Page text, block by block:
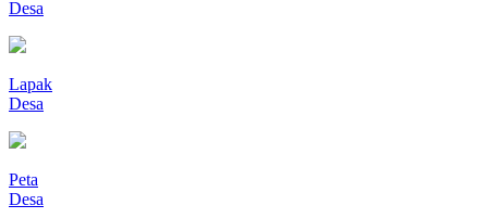
Desa
Lapak
Desa
Peta
Desa